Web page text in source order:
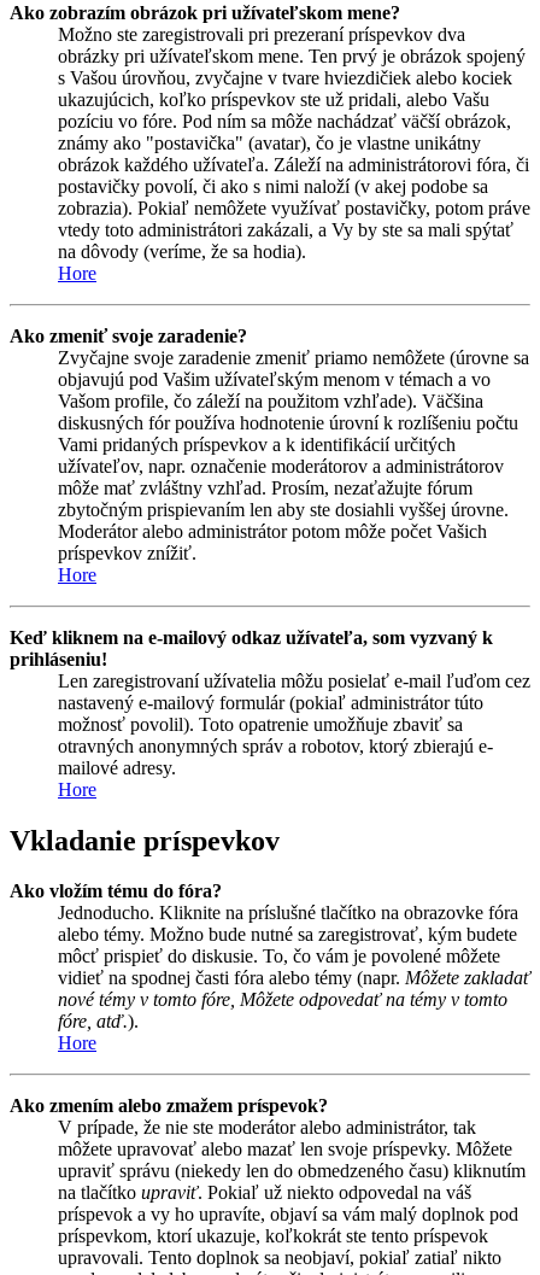
Ako zobrazím obrázok pri užívateľskom mene?
Možno ste zaregistrovali pri prezeraní príspevkov dva
obrázky pri užívateľskom mene. Ten prvý je obrázok spojený
s Vašou úrovňou, zvyčajne v tvare hviezdičiek alebo kociek
ukazujúcich, koľko príspevkov ste už pridali, alebo Vašu
pozíciu vo fóre. Pod ním sa môže nachádzať väčší obrázok,
známy ako "postavička" (avatar), čo je vlastne unikátny
obrázok každého užívateľa. Záleží na administrátorovi fóra, či
postavičky povolí, či ako s nimi naloží (v akej podobe sa
zobrazia). Pokiaľ nemôžete využívať postavičky, potom práve
vtedy toto administrátori zakázali, a Vy by ste sa mali spýtať
na dôvody (veríme, že sa hodia).
Hore
Ako zmeniť svoje zaradenie?
Zvyčajne svoje zaradenie zmeniť priamo nemôžete (úrovne sa
objavujú pod Vašim užívateľským menom v témach a vo
Vašom profile, čo záleží na použitom vzhľade). Väčšina
diskusných fór používa hodnotenie úrovní k rozlíšeniu počtu
Vami pridaných príspevkov a k identifikácií určitých
užívateľov, napr. označenie moderátorov a administrátorov
môže mať zvláštny vzhľad. Prosím, nezaťažujte fórum
zbytočným prispievaním len aby ste dosiahli vyššej úrovne.
Moderátor alebo administrátor potom môže počet Vašich
príspevkov znížiť.
Hore
Keď kliknem na e-mailový odkaz užívateľa, som vyzvaný k
prihláseniu!
Len zaregistrovaní užívatelia môžu posielať e-mail ľuďom cez
nastavený e-mailový formulár (pokiaľ administrátor túto
možnosť povolil). Toto opatrenie umožňuje zbaviť sa
otravných anonymných správ a robotov, ktorý zbierajú e-
mailové adresy.
Hore
Vkladanie príspevkov
Ako vložím tému do fóra?
Jednoducho. Kliknite na príslušné tlačítko na obrazovke fóra
alebo témy. Možno bude nutné sa zaregistrovať, kým budete
môcť prispieť do diskusie. To, čo vám je povolené môžete
vidieť na spodnej časti fóra alebo témy (napr. Môžete zakladať
nové témy v tomto fóre, Môžete odpovedať na témy v tomto
fóre, atď.).
Hore
Ako zmením alebo zmažem príspevok?
V prípade, že nie ste moderátor alebo administrátor, tak
môžete upravovať alebo mazať len svoje príspevky. Môžete
upraviť správu (niekedy len do obmedzeného času) kliknutím
na tlačítko upraviť. Pokiaľ už niekto odpovedal na váš
príspevok a vy ho upravíte, objaví sa vám malý doplnok pod
príspevkom, ktorí ukazuje, koľkokrát ste tento príspevok
upravovali. Tento doplnok sa neobjaví, pokiaľ zatiaľ nikto